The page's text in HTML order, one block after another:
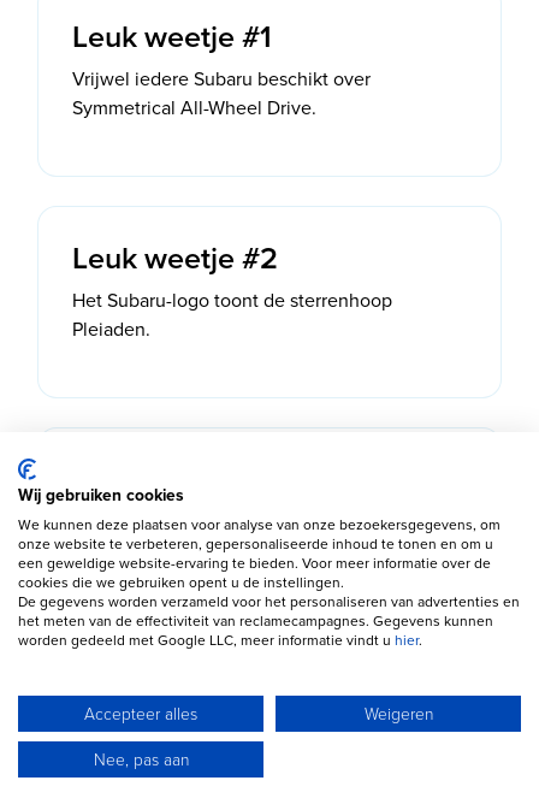
Leuk weetje #1
Vrijwel iedere Subaru beschikt over
Symmetrical All-Wheel Drive.
Leuk weetje #2
Het Subaru-logo toont de sterrenhoop
Pleiaden.
Leuk weetje #3
De Impreza WRX STI groeide uit tot een van
de bekendste rallyauto's ooit.
Leuk weetje #4
Subaru behoort wereldwijd tot de best
scorende merken op betrouwbaarheid.
Wij gebruiken cookies
We kunnen deze plaatsen voor analyse van onze bezoekersgegevens, om
onze website te verbeteren, gepersonaliseerde inhoud te tonen en om u
een geweldige website-ervaring te bieden. Voor meer informatie over de
cookies die we gebruiken opent u de instellingen.
De gegevens worden verzameld voor het personaliseren van advertenties en
het meten van de effectiviteit van reclamecampagnes. Gegevens kunnen
worden gedeeld met Google LLC, meer informatie vindt u hier.
Accepteer alles
Weigeren
Nee, pas aan